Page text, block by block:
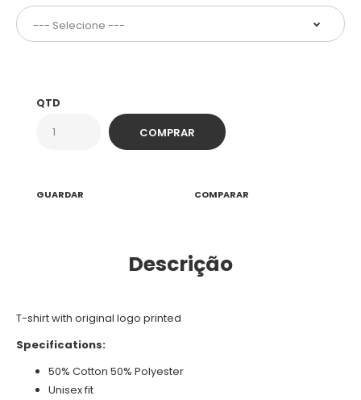
QTD
GUARDAR COMPARAR
Descrição
T-shirt with original logo printed
Specifications:
50% Cotton 50% Polyester
Unisex fit